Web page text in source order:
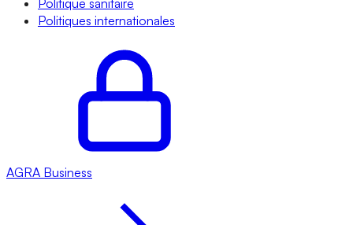
Politique sanitaire
Politiques internationales
AGRA Business